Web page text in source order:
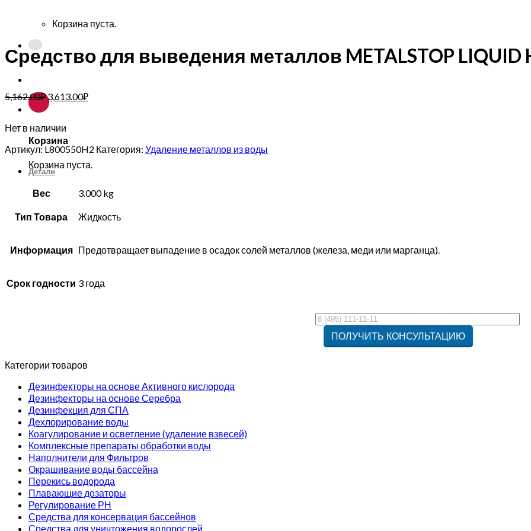
Корзина пуста.
Корзина
Корзина пуста.
Средство для выведения металлов METALSTOP LIQUID
5,162.00₽3,613.00₽
Нет в наличии
Артикул: L800550H2 Категория: Удаление металлов из воды
Детали
Вес 3.000 kg
Тип Товара Жидкость
Информация Предотвращает выпадение в осадок солей металлов (железа, меди или марганца).
Срок годности 3 года
Категории товаров
Дезинфекторы на основе Активного кислорода
Дезинфекторы на основе Серебра
Дезинфекция для СПА
Дехлорирование воды
Коагулирование и осветление (удаление взвесей)
Комплексные препараты обработки воды
Наполнители для Фильтров
Окрашивание воды бассейна
Перекись водорода
Плавающие дозаторы
Регулирование РН
Средства для консервация бассейнов
Средства для уничтожения водорослей